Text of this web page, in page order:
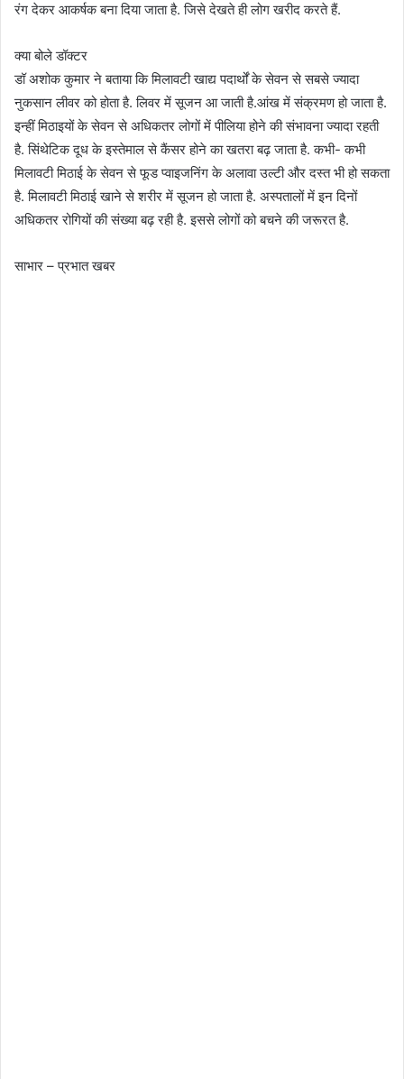
रंग देकर आकर्षक बना दिया जाता है. जिसे देखते ही लोग खरीद करते हैं.
क्या बोले डॉक्टर
डॉ अशोक कुमार ने बताया कि मिलावटी खाद्य पदार्थों के सेवन से सबसे ज्यादा
नुकसान लीवर को होता है. लिवर में सूजन आ जाती है.आंख में संक्रमण हो जाता है.
इन्हीं मिठाइयों के सेवन से अधिकतर लोगों में पीलिया होने की संभावना ज्यादा रहती
है. सिंथेटिक दूध के इस्तेमाल से कैंसर होने का खतरा बढ़ जाता है. कभी- कभी
मिलावटी मिठाई के सेवन से फूड प्वाइजनिंग के अलावा उल्टी और दस्त भी हो सकता
है. मिलावटी मिठाई खाने से शरीर में सूजन हो जाता है. अस्पतालों में इन दिनों
अधिकतर रोगियों की संख्या बढ़ रही है. इससे लोगों को बचने की जरूरत है.
साभार – प्रभात खबर